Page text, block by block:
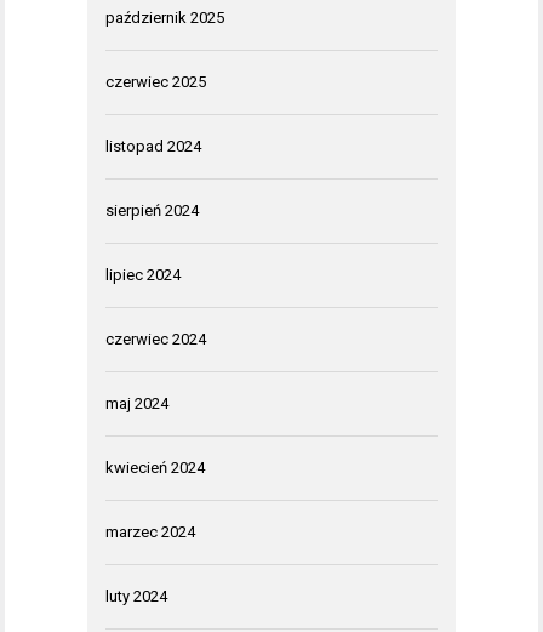
październik 2025
czerwiec 2025
listopad 2024
sierpień 2024
lipiec 2024
czerwiec 2024
maj 2024
kwiecień 2024
marzec 2024
luty 2024